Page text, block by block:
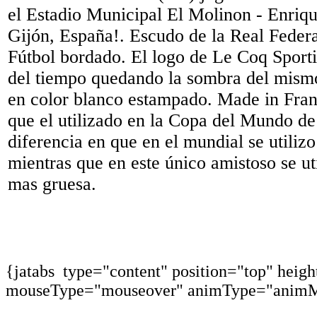
el Estadio Municipal El Molinon -
Gijón, España!. Escudo de la Real
Fútbol bordado. El logo de Le Coq
del tiempo quedando la sombra del
en color blanco estampado. Made in
que el utilizado en la Copa del Mundo
diferencia en que en el mundial se
mientras que en este único amistoso se
mas gruesa.
{jatabs type="content" position="top"
mouseType="mouseover"